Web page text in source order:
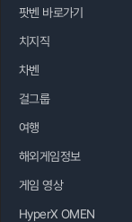
팟벤 바로가기
치지직
차벤
걸그룹
여행
해외게임정보
게임 영상
HyperX OMEN